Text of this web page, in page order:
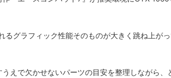
グラフィック性能そのものが大きく跳ね上が
えで欠かせないパーツの目安を整理しながら